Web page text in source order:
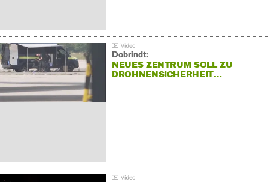
Dobrindt:
NEUES ZENTRUM SOLL ZU
DROHNENSICHERHEIT…